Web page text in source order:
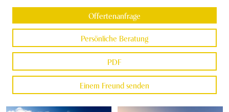
Offertenanfrage
Persönliche Beratung
PDF
Einem Freund senden